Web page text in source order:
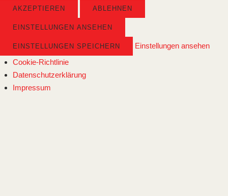
AKZEPTIEREN ABLEHNEN
EINSTELLUNGEN ANSEHEN
EINSTELLUNGEN SPEICHERN
Einstellungen ansehen
Cookie-Richtlinie
Datenschutzerklärung
Impressum